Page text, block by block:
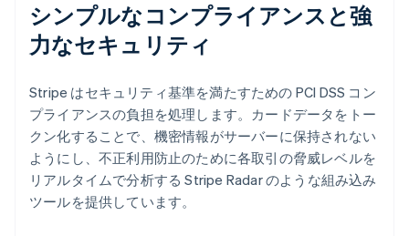
シンプルなコンプライアンスと強
力なセキュリティ
Stripe はセキュリティ基準を満たすための PCI DSS コン
プライアンスの負担を処理します。カードデータをトー
クン化することで、機密情報がサーバーに保持されない
ようにし、不正利用防止のために各取引の脅威レベルを
リアルタイムで分析する Stripe Radar のような組み込み
ツールを提供しています。